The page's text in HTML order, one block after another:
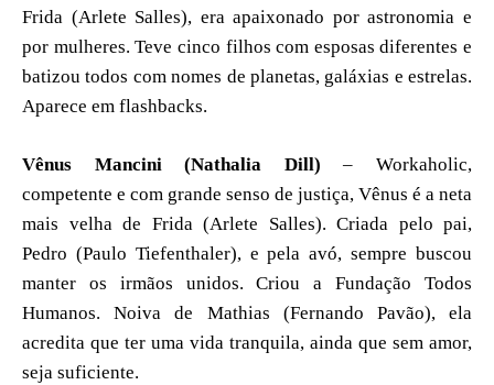
Frida (Arlete Salles), era apaixonado por astronomia e
por mulheres. Teve cinco filhos com esposas diferentes e
batizou todos com nomes de planetas, galáxias e estrelas.
Aparece em flashbacks.
Vênus Mancini (Nathalia Dill) – Workaholic,
competente e com grande senso de justiça, Vênus é a neta
mais velha de Frida (Arlete Salles). Criada pelo pai,
Pedro (Paulo Tiefenthaler), e pela avó, sempre buscou
manter os irmãos unidos. Criou a Fundação Todos
Humanos. Noiva de Mathias (Fernando Pavão), ela
acredita que ter uma vida tranquila, ainda que sem amor,
seja suficiente.